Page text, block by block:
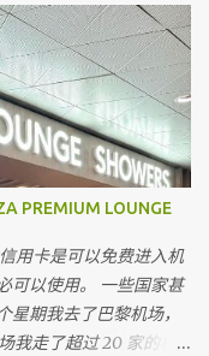
PREMIUM LOUNGE
用卡是可以免费进入机
可以使用。 一些国家甚
期我去了巴黎机场，
我走了超过 20 家的机